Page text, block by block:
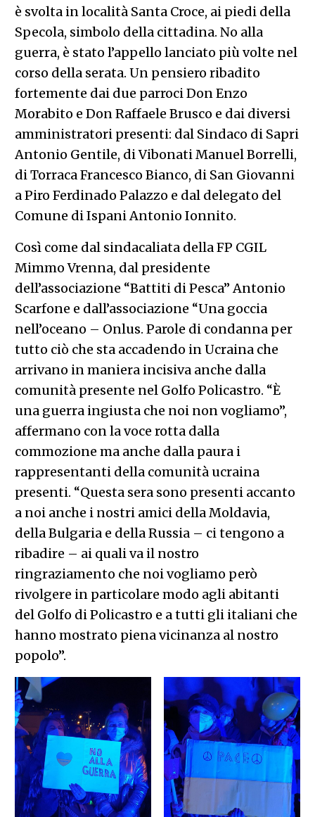
è svolta in località Santa Croce, ai piedi della
Specola, simbolo della cittadina. No alla
guerra, è stato l’appello lanciato più volte nel
corso della serata. Un pensiero ribadito
fortemente dai due parroci Don Enzo
Morabito e Don Raffaele Brusco e dai diversi
amministratori presenti: dal Sindaco di Sapri
Antonio Gentile, di Vibonati Manuel Borrelli,
di Torraca Francesco Bianco, di San Giovanni
a Piro Ferdinado Palazzo e dal delegato del
Comune di Ispani Antonio Ionnito.
Così come dal sindacaliata della FP CGIL
Mimmo Vrenna, dal presidente
dell’associazione “Battiti di Pesca” Antonio
Scarfone e dall’associazione “Una goccia
nell’oceano – Onlus. Parole di condanna per
tutto ciò che sta accadendo in Ucraina che
arrivano in maniera incisiva anche dalla
comunità presente nel Golfo Policastro. “È
una guerra ingiusta che noi non vogliamo”,
affermano con la voce rotta dalla
commozione ma anche dalla paura i
rappresentanti della comunità ucraina
presenti. “Questa sera sono presenti accanto
a noi anche i nostri amici della Moldavia,
della Bulgaria e della Russia – ci tengono a
ribadire – ai quali va il nostro
ringraziamento che noi vogliamo però
rivolgere in particolare modo agli abitanti
del Golfo di Policastro e a tutti gli italiani che
hanno mostrato piena vicinanza al nostro
popolo”.